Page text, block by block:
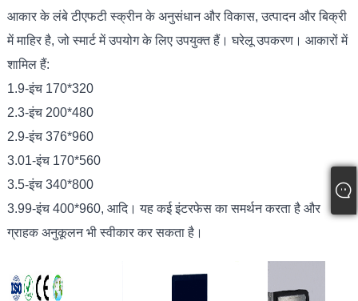
आकार के लंबे टीएफटी स्क्रीन के अनुसंधान और विकास, उत्पादन और बिक्री
में माहिर है, जो स्मार्ट में उपयोग के लिए उपयुक्त हैं। घरेलू उपकरण। आकारों में
शामिल हैं:
1.9-इंच 170*320
2.3-इंच 200*480
2.9-इंच 376*960
3.01-इंच 170*560
3.5-इंच 340*800
3.99-इंच 400*960, आदि। यह कई इंटरफेस का समर्थन करता है और
ग्राहक अनुकूलन भी स्वीकार कर सकता है।